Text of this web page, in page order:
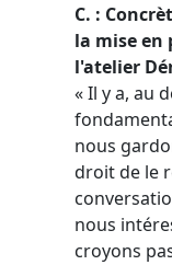
C. :
la mise en
l'atelier
« Il y a, au
nous
droit de le
nous
croyons